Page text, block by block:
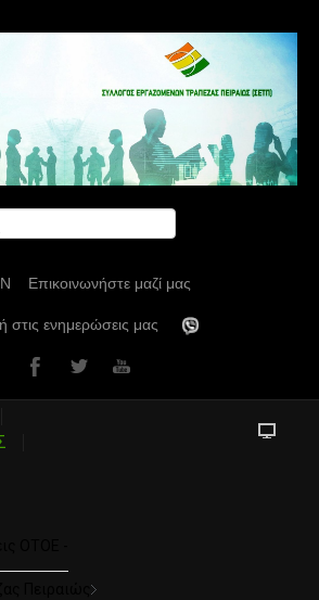
Επικοινωνήστε μαζί μας
στις ενημερώσεις μας
Πειραιώς